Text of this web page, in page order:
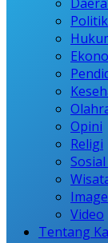
Politik
Opini
Religi
Image
Video
Tentang